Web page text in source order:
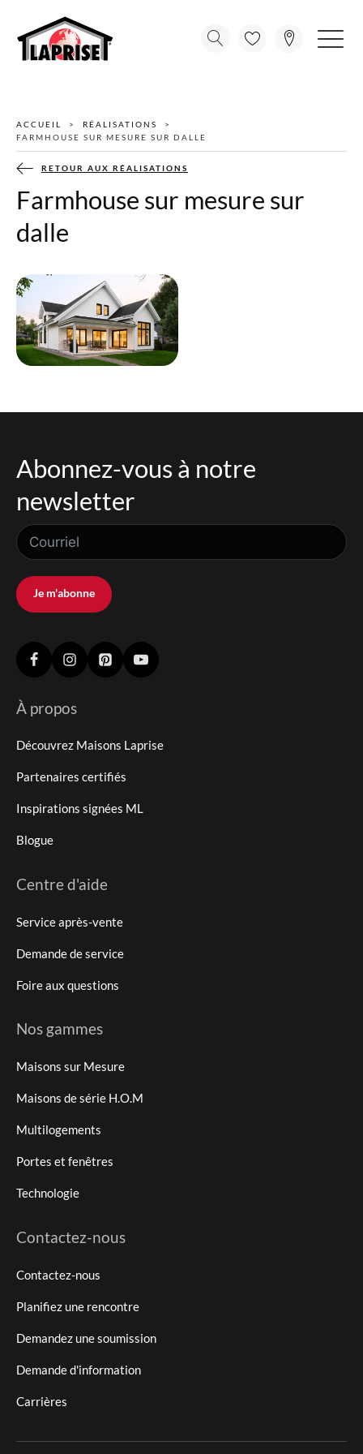
ACCUEIL
RÉALISATIONS
FARMHOUSE SUR MESURE SUR DALLE
RETOUR AUX RÉALISATIONS
Farmhouse sur mesure sur
dalle
Abonnez-vous à notre
newsletter
Je m'abonne
À propos
Découvrez Maisons Laprise
Partenaires certifiés
Inspirations signées ML
Blogue
Centre d'aide
Service après-vente
Demande de service
Foire aux questions
Nos gammes
Maisons sur Mesure
Maisons de série H.O.M
Multilogements
Portes et fenêtres
Technologie
Contactez-nous
Contactez-nous
Planifiez une rencontre
Demandez une soumission
Demande d'information
Carrières